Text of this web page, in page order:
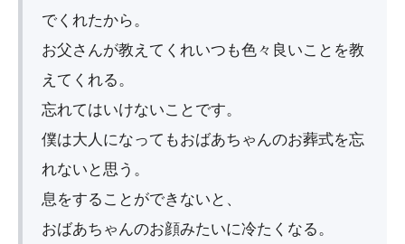
でくれたから。
お父さんが教えてくれいつも色々良いことを教
えてくれる。
忘れてはいけないことです。
僕は大人になってもおばあちゃんのお葬式を忘
れないと思う。
息をすることができないと、
おばあちゃんのお顔みたいに冷たくなる。